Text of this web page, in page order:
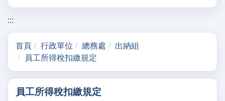
:::
首頁 行政單位 總務處
出納組
員工所得稅扣繳規定
員工所得稅扣繳規定